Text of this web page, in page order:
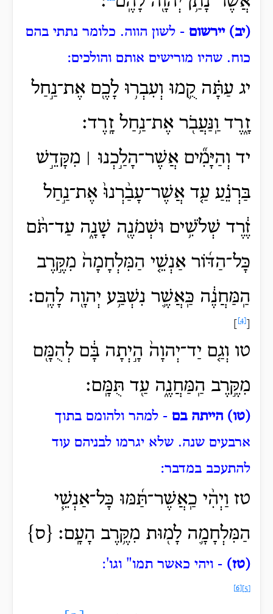
(יב) יירשום - לשון הווה. כלומר נתתי בהם
כוח. שהיו מורישים אותם והולכים:
יג עַתָּ֗ה קֻ֛מוּ וְעִבְר֥וּ לָכֶ֖ם אֶת־נַ֣חַל
זָ֑רֶד וַֽנַּעֲבֹ֖ר אֶת־נַ֥חַל זָֽרֶד׃
יד וְהַיָּמִ֞ים אֲשֶׁר־הָלַ֣כְנוּ ׀ מִקָּדֵ֣שׁ
בַּרְנֵ֗עַ עַ֤ד אֲשֶׁר־עָבַ֨רְנוּ֙ אֶת־נַ֣חַל
זֶ֔רֶד שְׁלֹשִׁ֥ים וּשְׁמֹנֶ֖ה שָׁנָ֑ה עַד־תֹּ֨ם
כָּל־הַדּ֜וֹר אַנְשֵׁ֤י הַמִּלְחָמָה֙ מִקֶּ֣רֶב
הַֽמַּחֲנֶ֔ה כַּֽאֲשֶׁ֛ר נִשְׁבַּ֥ע יְהוָ֖ה לָהֶֽם׃
טו וְגַ֤ם יַד־יְהוָה֙ הָ֣יְתָה בָּ֔ם לְהֻמָּ֖ם
מִקֶּ֣רֶב הַֽמַּחֲנֶ֑ה עַ֖ד תֻּמָּֽם׃
(טו) הייתה בם - למהר ולהומם בתוך
ארבעים שנה. שלא יגרמו לבניהם עוד
להתעכב במדבר:
טז וַיְהִ֨י כַֽאֲשֶׁר־תַּ֜מּוּ כָּל־אַנְשֵׁ֧י
הַמִּלְחָמָ֛ה לָמ֖וּת מִקֶּ֥רֶב הָעָֽם׃ {ס}
(טז) - ויהי כאשר תמו" וגו':